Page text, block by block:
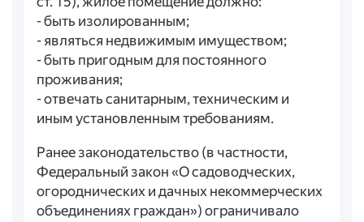
- быть изолированным;
- являться недвижимым имуществом;
- быть пригодным для постоянного
проживания;
- отвечать санитарным, техническим и
иным установленным требованиям.
Ранее законодательство (в частности,
Федеральный закон «О садоводческих,
огороднических и дачных некоммерческих
объединениях граждан») ограничивало